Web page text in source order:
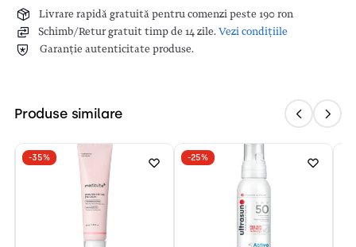
Livrare rapidă gratuită pentru comenzi peste 190 ron
Schimb/Retur gratuit timp de 14 zile. Vezi condițiile
Garanție autenticitate produse.
Produse similare
-35% -25%